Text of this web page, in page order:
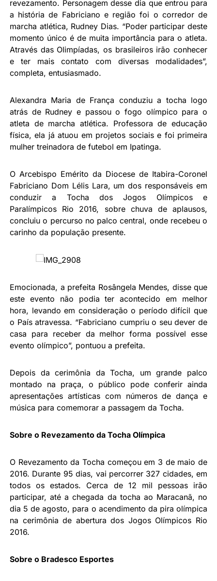
revezamento. Personagem desse dia que entrou para
a história de Fabriciano e região foi o corredor de
marcha atlética, Rudney Dias. “Poder participar deste
momento único é de muita importância para o atleta.
Através das Olimpíadas, os brasileiros irão conhecer
e ter mais contato com diversas modalidades”,
completa, entusiasmado.
Alexandra Maria de França conduziu a tocha logo
atrás de Rudney e passou o fogo olímpico para o
atleta de marcha atlética. Professora de educação
física, ela já atuou em projetos sociais e foi primeira
mulher treinadora de futebol em Ipatinga.
O Arcebispo Emérito da Diocese de Itabira-Coronel
Fabriciano Dom Lélis Lara, um dos responsáveis em
conduzir a Tocha dos Jogos Olímpicos e
Paralímpicos Rio 2016, sobre chuva de aplausos,
concluiu o percurso no palco central, onde recebeu o
carinho da população presente.
Emocionada, a prefeita Rosângela Mendes, disse que
este evento não podia ter acontecido em melhor
hora, levando em consideração o período difícil que
o País atravessa. “Fabriciano cumpriu o seu dever de
casa para receber da melhor forma possível esse
evento olímpico”, pontuou a prefeita.
Depois da cerimônia da Tocha, um grande palco
montado na praça, o público pode conferir ainda
apresentações artísticas com números de dança e
música para comemorar a passagem da Tocha.
Sobre o Revezamento da Tocha Olímpica
O Revezamento da Tocha começou em 3 de maio de
2016. Durante 95 dias, vai percorrer 327 cidades, em
todos os estados. Cerca de 12 mil pessoas irão
participar, até a chegada da tocha ao Maracanã, no
dia 5 de agosto, para o acendimento da pira olímpica
na cerimônia de abertura dos Jogos Olímpicos Rio
2016.
Sobre o Bradesco Esportes